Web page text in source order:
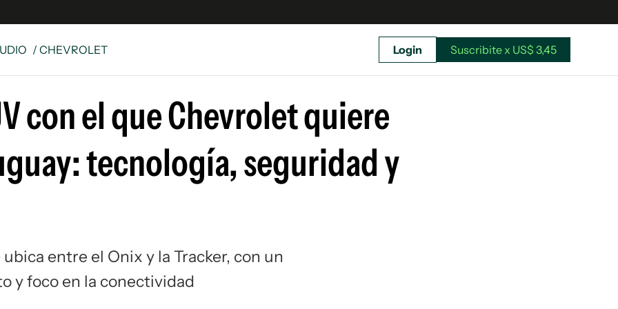
y Legales
especiales
Unidos
/ CHEVROLET Login Suscribite x US$ 3,45
con el que Chevrolet quiere
tecnología, seguridad y
entre el Onix y la Tracker, con un
y foco en la conectividad